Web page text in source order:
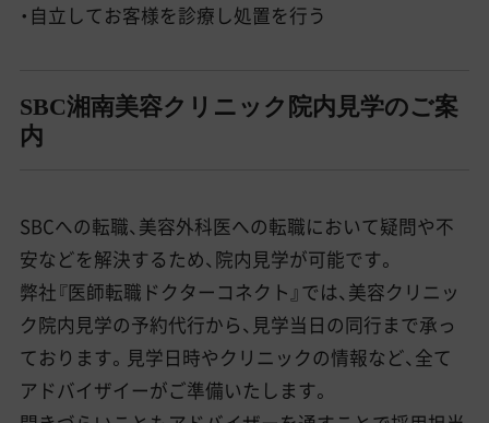
・自立してお客様を診療し処置を行う
SBC湘南美容クリニック院内見学のご案
内
SBCへの転職、美容外科医への転職において疑問や不
安などを解決するため、院内見学が可能です。
弊社『医師転職ドクターコネクト』では、美容クリニッ
ク院内見学の予約代行から、見学当日の同行まで承っ
ております。見学日時やクリニックの情報など、全て
アドバイザイーがご準備いたします。